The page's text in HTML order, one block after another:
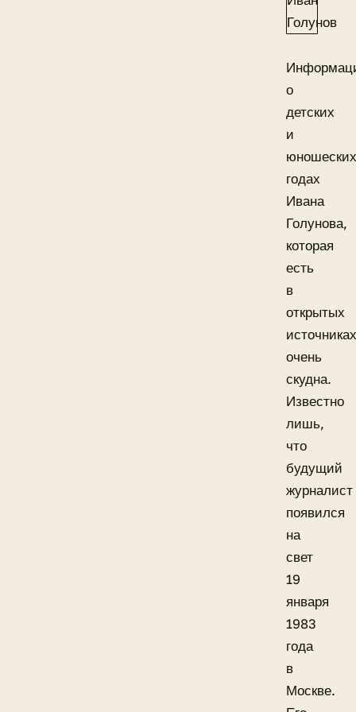
о
детских
и
юношеских
годах
Ивана
Голунова,
которая
есть
в
открытых
очень
скудна.
Известно
лишь,
что
будущий
журналист
появился
на
свет
19
января
1983
года
в
Москве.